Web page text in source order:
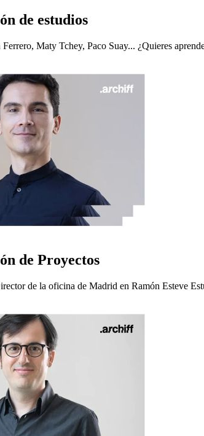
de estudios
Ferrero, Maty Tchey, Paco Suay... ¿Quieres
de Proyectos
de la oficina de Madrid en Ramón Esteve